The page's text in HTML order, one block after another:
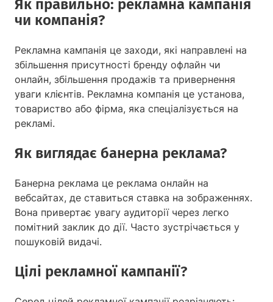
Як правильно: рекламна кампанія
чи компанія?
Рекламна кампанія це заходи, які направлені на
збільшення присутності бренду офлайн чи
онлайн, збільшення продажів та привернення
уваги клієнтів. Рекламна компанія це установа,
товариство або фірма, яка спеціалізується на
рекламі.
Як виглядає банерна реклама?
Банерна реклама це реклама онлайн на
вебсайтах, де ставиться ставка на зображеннях.
Вона привертає увагу аудиторії через легко
помітний заклик до дії. Часто зустрічається у
пошуковій видачі.
Цілі рекламної кампанії?